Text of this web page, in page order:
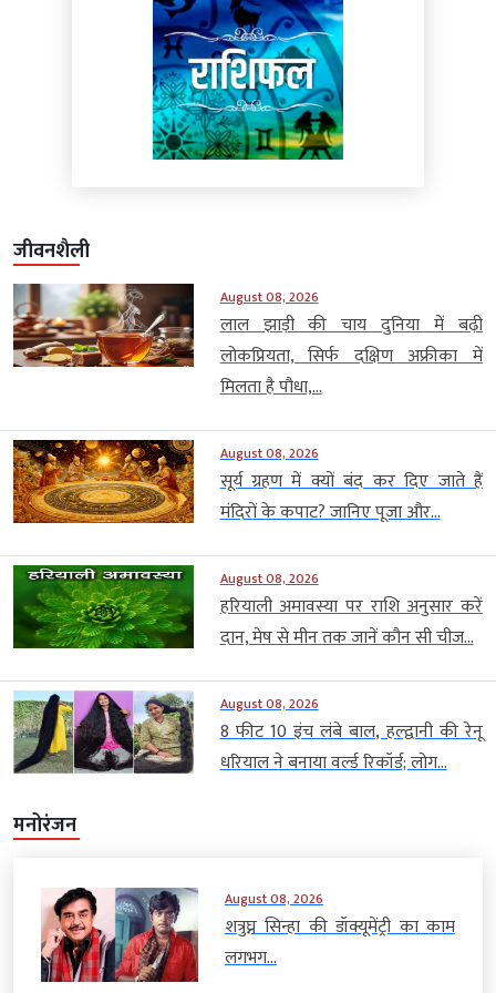
जीवनशैली
August 08, 2026
लाल झाड़ी की चाय दुनिया में बढ़ी
लोकप्रियता, सिर्फ दक्षिण अफ्रीका में
मिलता है पौधा,...
August 08, 2026
सूर्य ग्रहण में क्यों बंद कर दिए जाते हैं
मंदिरों के कपाट? जानिए पूजा और...
August 08, 2026
हरियाली अमावस्या पर राशि अनुसार करें
दान, मेष से मीन तक जानें कौन सी चीज...
August 08, 2026
8 फीट 10 इंच लंबे बाल, हल्द्वानी की रेनू
धरियाल ने बनाया वर्ल्ड रिकॉर्ड; लोग...
मनोरंजन
August 08, 2026
शत्रुघ्न सिन्हा की डॉक्यूमेंट्री का काम
लगभग...